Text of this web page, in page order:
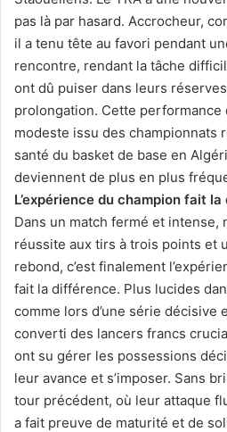
pas là par hasard. Accrocheur,
il a tenu tête au favori pendant
rencontre, rendant la tâche
ont dû puiser dans leurs
prolongation. Cette performance
modeste issu des championnats
santé du basket de base en
deviennent de plus en plus
L’expérience du champion fait
Dans un match fermé et intense,
réussite aux tirs à trois points et
rebond, c’est finalement
fait la différence. Plus lucides
comme lors d’une série décisive
converti des lancers francs
ont su gérer les possessions
leur avance et s’imposer. Sans
tour précédent, où leur attaque
a fait preuve de maturité et de